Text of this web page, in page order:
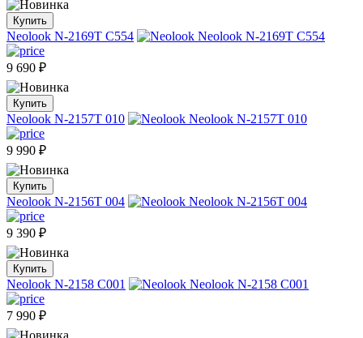
Купить
Neolook N-2169T C554
9 690 ₽
Купить
Neolook N-2157T 010
9 990 ₽
Купить
Neolook N-2156T 004
9 390 ₽
Купить
Neolook N-2158 C001
7 990 ₽